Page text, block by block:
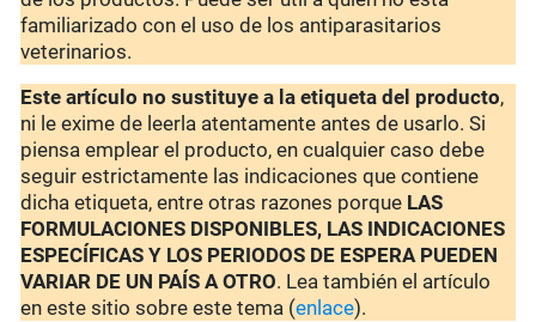
familiarizado con el uso de los antiparasitarios
veterinarios.
Este artículo no sustituye a la etiqueta del producto,
ni le exime de leerla atentamente antes de usarlo. Si
piensa emplear el producto, en cualquier caso debe
seguir estrictamente las indicaciones que contiene
dicha etiqueta, entre otras razones porque LAS
FORMULACIONES DISPONIBLES, LAS INDICACIONES
ESPECÍFICAS Y LOS PERIODOS DE ESPERA PUEDEN
VARIAR DE UN PAÍS A OTRO. Lea también el artículo
en este sitio sobre este tema (enlace).